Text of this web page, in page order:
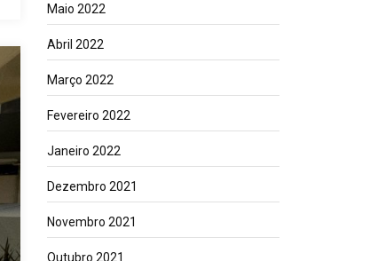
Maio 2022
Abril 2022
Março 2022
Fevereiro 2022
Janeiro 2022
Dezembro 2021
Novembro 2021
Outubro 2021